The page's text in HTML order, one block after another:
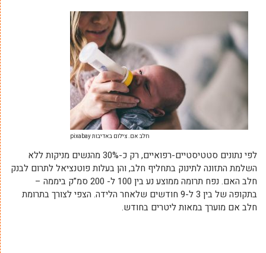
חלב אם. צילום באדיבות pixabay
לפי נתונים סטטיסטיים-רפואיים, רק כ-30% מהנשים מניקות ללא
השלמת התזונה לתינוק בתחליף חלב, והן בעלות פוטנציאל לתרום לבנק
חלב האם. נפח תרומה ממוצע נע בין 100 ל- 200 סמ”ק ביממה –
בתקופה של בין 3 ל-9 חודשים שלאחר הלידה. הצפי לצורך בתרומת
חלב אם מוערך במאות ליטרים בחודש.